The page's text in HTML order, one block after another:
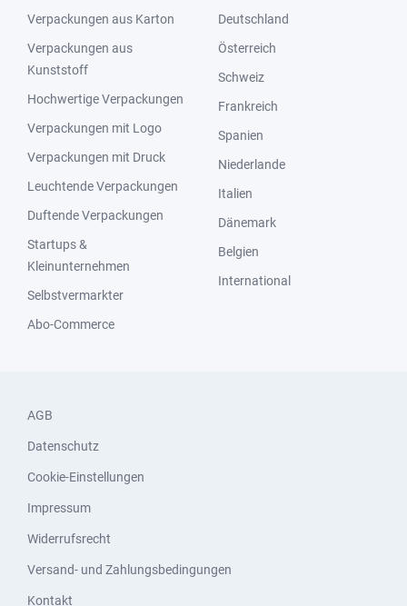
Verpackungen aus Karton
Verpackungen aus
Kunststoff
Hochwertige Verpackungen
Verpackungen mit Logo
Verpackungen mit Druck
Leuchtende Verpackungen
Duftende Verpackungen
Startups &
Kleinunternehmen
Selbstvermarkter
Abo-Commerce
Deutschland
Österreich
Schweiz
Frankreich
Spanien
Niederlande
Italien
Dänemark
Belgien
International
AGB
Datenschutz
Cookie-Einstellungen
Impressum
Widerrufsrecht
Versand- und Zahlungsbedingungen
Kontakt